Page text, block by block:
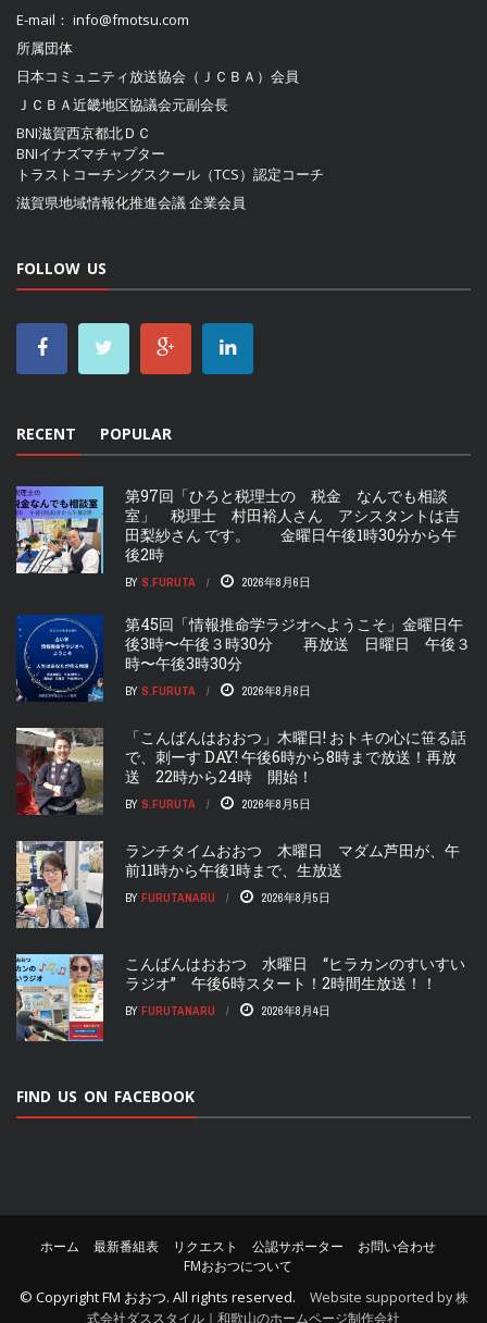
E-mail： info@fmotsu.com
所属団体
日本コミュニティ放送協会（ＪＣＢＡ） 会員
ＪＣＢＡ近畿地区協議会元副会長
BNI滋賀西京都北ＤＣ
BNIイナズマチャプター
トラストコーチングスクール（TCS）認定コーチ
滋賀県地域情報化推進会議企業会員
FOLLOW US
RECENT POPULAR
第97回「ひろと税理士の 税金 なんでも相談
室」 税理士 村田裕人さん アシスタントは吉
田梨紗さん です。 金曜日午後1時30分から午
後2時
BY S.FURUTA 2026年8月6日
第45回「情報推命学ラジオへようこそ」金曜日午
後3時〜午後３時30分 再放送 日曜日 午後３
時〜午後3時30分
BY S.FURUTA 2026年8月6日
「こんばんはおおつ」木曜日! おトキの心に笹る話
で、刺ーす DAY! 午後6時から8時まで放送！再放
送 22時から24時 開始！
BY S.FURUTA 2026年8月5日
ランチタイムおおつ 木曜日 マダム芦田が、午
前11時から午後1時まで、生放送
BY FURUTANARU 2026年8月5日
こんばんはおおつ 水曜日 “ヒラカンのすいすい
ラジオ” 午後6時スタート！2時間生放送！！
BY FURUTANARU 2026年8月4日
FIND US ON FACEBOOK
ホーム 最新番組表 リクエスト 公認サポーター
お問い合わせ
FMおおつについて
© CopyrightFM おおつ. All rights reserved.
Website supported by 株
式会社ダススタイル｜和歌山のホームページ制作会社